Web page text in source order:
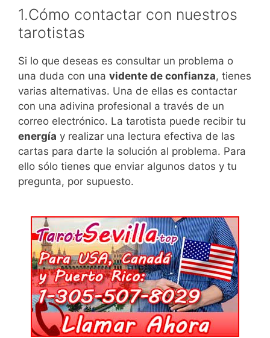
1.Cómo contactar con nuestros
tarotistas
Si lo que deseas es consultar un problema o
una duda con una vidente de confianza, tienes
varias alternativas. Una de ellas es contactar
con una adivina profesional a través de un
correo electrónico. La tarotista puede recibir tu
energía y realizar una lectura efectiva de las
cartas para darte la solución al problema. Para
ello sólo tienes que enviar algunos datos y tu
pregunta, por supuesto.